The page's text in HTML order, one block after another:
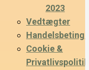
2023
Vedtægter
Cookie &
Privatlivspolitik